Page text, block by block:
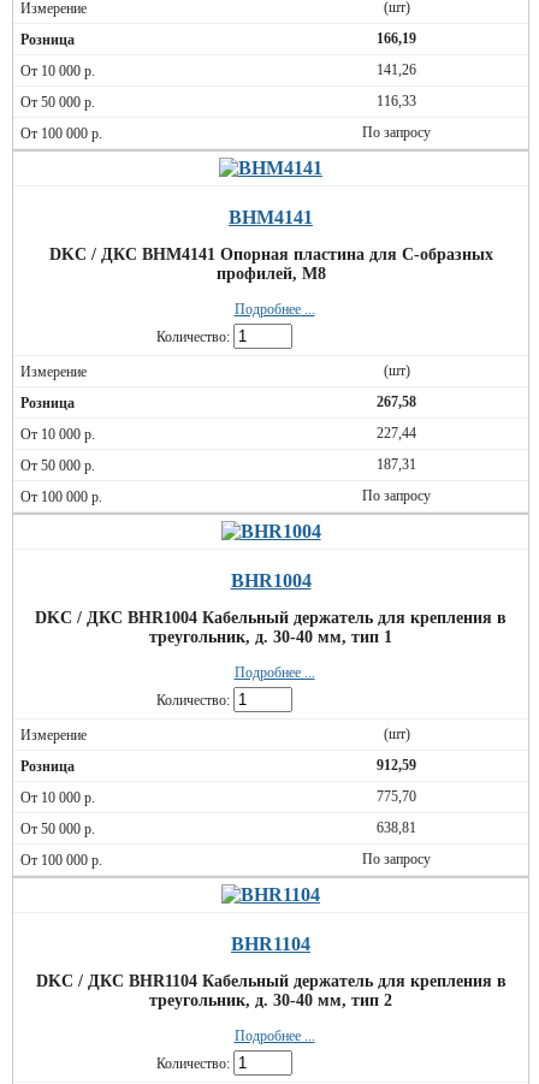
(шт)
166,19
141,26
116,33
По запросу
BHM4141
DKC / ДКС BHM4141 Опорная пластина для C-образных
профилей, M8
Подробнее ...
Количество:
(шт)
267,58
227,44
187,31
По запросу
BHR1004
DKC / ДКС BHR1004 Кабельный держатель для крепления в
треугольник, д. 30-40 мм, тип 1
Подробнее ...
Количество:
(шт)
912,59
775,70
638,81
По запросу
BHR1104
DKC / ДКС BHR1104 Кабельный держатель для крепления в
треугольник, д. 30-40 мм, тип 2
Подробнее ...
Количество: